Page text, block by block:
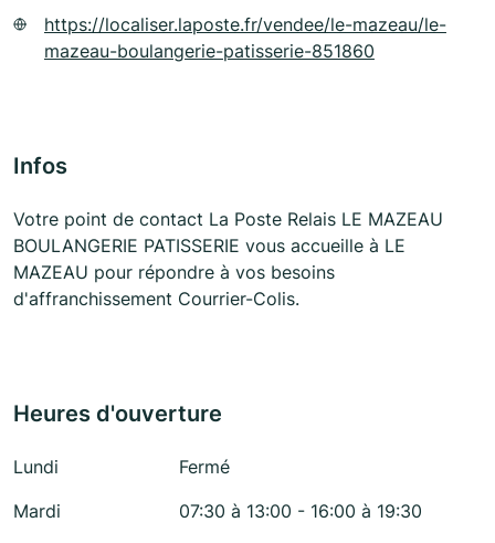
https://localiser.laposte.fr/vendee/le-mazeau/le-
mazeau-boulangerie-patisserie-851860
Infos
Votre point de contact La Poste Relais LE MAZEAU
BOULANGERIE PATISSERIE vous accueille à LE
MAZEAU pour répondre à vos besoins
d'affranchissement Courrier-Colis.
Heures d'ouverture
Lundi
Fermé
Mardi
07:30 à 13:00 - 16:00 à 19:30